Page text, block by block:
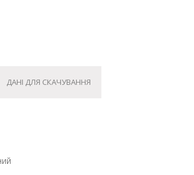
ДАНІ ДЛЯ СКАЧУВАННЯ